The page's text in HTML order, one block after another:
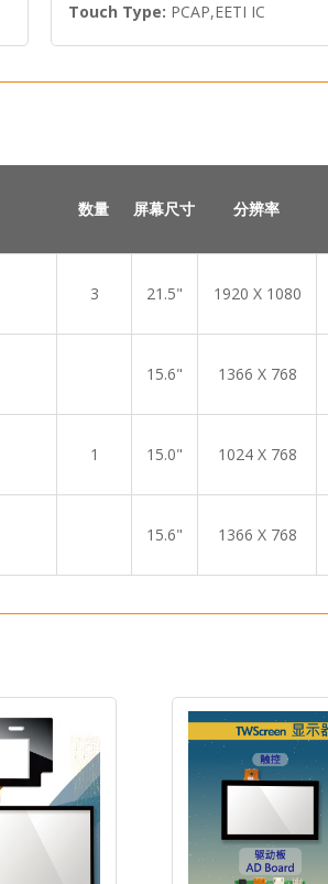
Touch Type: PCAP,EETI IC
数量 屏幕尺寸 分辨率
3 21.5" 1920 X 1080
15.6" 1366 X 768
1 15.0" 1024 X 768
15.6" 1366 X 768